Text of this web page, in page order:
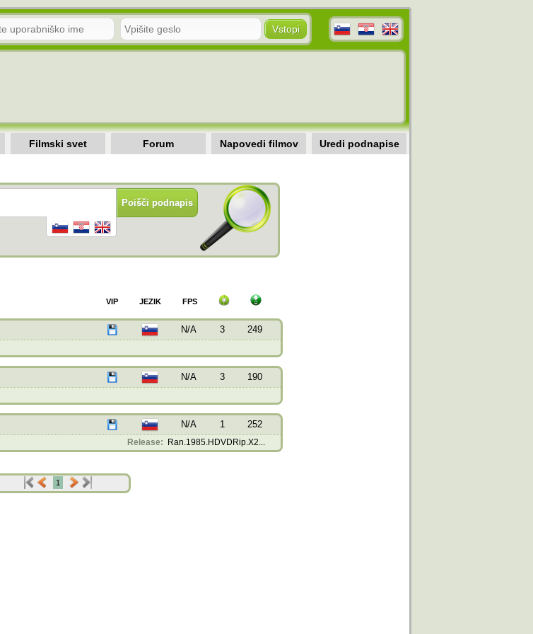
Filmski svet Forum Napovedi filmov Uredi podnapise
FPS
JEZIK
VIP
N/A 3 249
N/A 3 190
N/A 1 252
Release: Ran.1985.HDVDRip.X2...
1